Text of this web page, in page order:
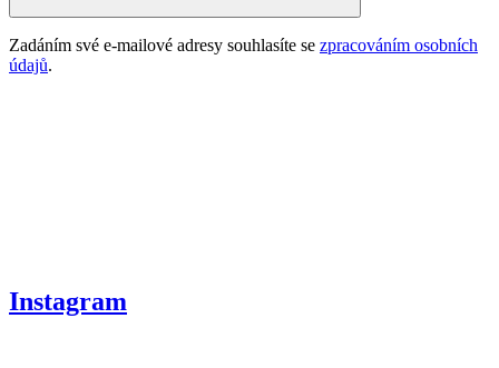
Zadáním své e-mailové adresy souhlasíte se zpracováním osobních
údajů.
Instagram